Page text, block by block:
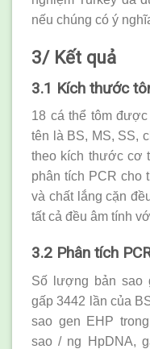
nếu chúng có ý
3/ Kết quả
3.1 Kích thước
18 cá thể tôm
tên là BS, MS, SS,
theo kích thước cơ
phân tích PCR cho
và chất lắng cặn
tất cả đều âm tính
3.2 Phân tích
Số lượng bản sao
gấp 3442 lần của
sao gen EHP
sao / ng HpDNA,